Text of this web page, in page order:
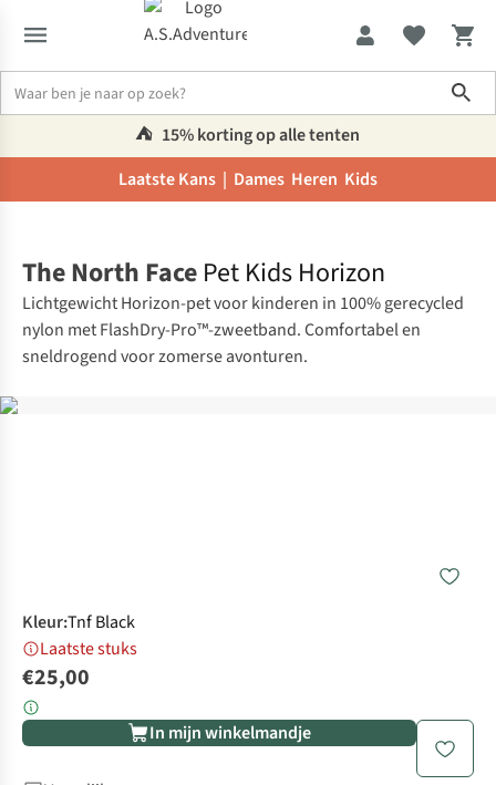
⛺️ 15% korting op alle tenten
Laatste Kans | Dames Heren Kids
The North Face Pet Kids Horizon
Lichtgewicht Horizon-pet voor kinderen in 100% gerecycled
nylon met FlashDry-Pro™-zweetband. Comfortabel en
sneldrogend voor zomerse avonturen.
Kleur:Tnf Black
Laatste stuks
€25,00
In mijn winkelmandje